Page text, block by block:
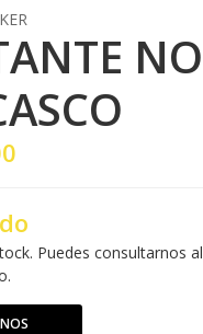
NO
Puedes consultarnos al